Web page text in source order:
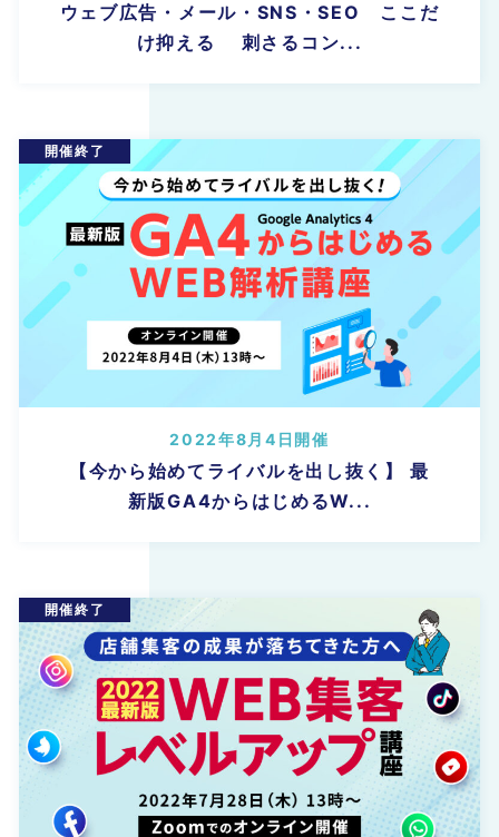
ウェブ広告・メール・SNS・SEO ここだ
け抑える 刺さるコン...
【今から始めてライバルを出し抜く】 最
新版GA4からはじめるW...
2022年8月4日開催